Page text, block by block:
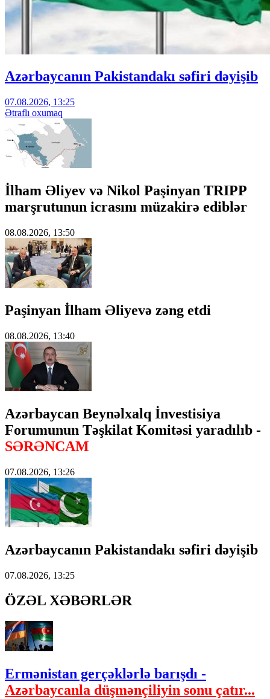
Azərbaycanın Pakistandakı səfiri dəyişib
07.08.2026, 13:25
Ətraflı oxumaq
İlham Əliyev və Nikol Paşinyan TRIPP
marşrutunun icrasını müzakirə ediblər
08.08.2026, 13:50
Paşinyan İlham Əliyevə zəng etdi
08.08.2026, 13:40
Azərbaycan Beynəlxalq İnvestisiya
Forumunun Təşkilat Komitəsi yaradılıb -
SƏRƏNCAM
07.08.2026, 13:26
Azərbaycanın Pakistandakı səfiri dəyişib
07.08.2026, 13:25
ÖZƏL XƏBƏRLƏR
Ermənistan gerçəklərlə barışdı -
Azərbaycanla düşmənçiliyin sonu çatır...